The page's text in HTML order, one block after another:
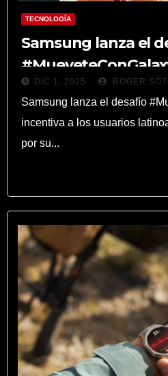
TECNOLOGÍA
Samsung lanza el
los usuarios
activarse por su
DIC 1, 2025 ROGER
Samsung lanza el desafío
incentiva a los usuarios
por su...